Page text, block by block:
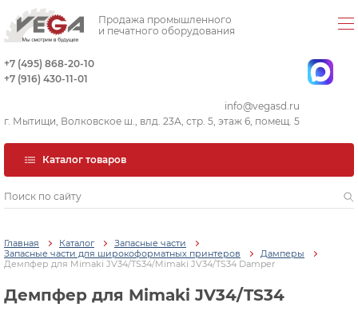
Продажа промышленного
и печатного оборудования
+7 (495) 868-20-10
+7 (916) 430-11-01
info@vegasd.ru
г. Мытищи, Волковское ш., влд. 23А, стр. 5, этаж 6, помещ. 5
Каталог товаров
Главная Каталог
Запасные части
Запасные части для широкоформатных принтеров
Дамперы
Демпфер для Mimaki JV34/TS34/Mimaki JV34/TS34 Damper
Демпфер для Mimaki JV34/TS34